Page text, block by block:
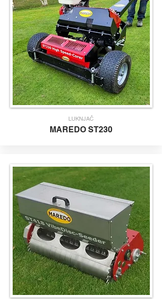
LUKNJAČ
MAREDO ST230